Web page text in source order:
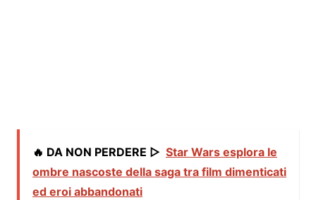
🔥 DA NON PERDERE ▷ Star Wars esplora le
ombre nascoste della saga tra film dimenticati
ed eroi abbandonati